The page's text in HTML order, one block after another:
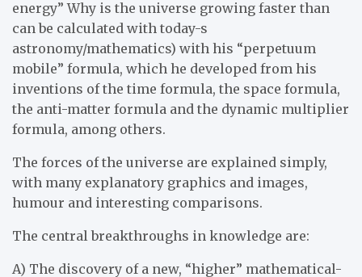
energy” Why is the universe growing faster than
can be calculated with today-s
astronomy/mathematics) with his “perpetuum
mobile” formula, which he developed from his
inventions of the time formula, the space formula,
the anti-matter formula and the dynamic multiplier
formula, among others.
The forces of the universe are explained simply,
with many explanatory graphics and images,
humour and interesting comparisons.
The central breakthroughs in knowledge are:
A) The discovery of a new, “higher” mathematical-